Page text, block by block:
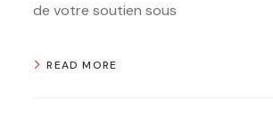
de votre soutien sous
READ MORE